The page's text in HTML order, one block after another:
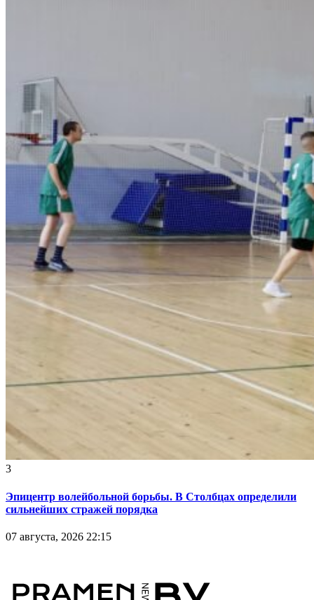
3
Эпицентр волейбольной борьбы. В Столбцах определили
сильнейших стражей порядка
07 августа, 2026 22:15